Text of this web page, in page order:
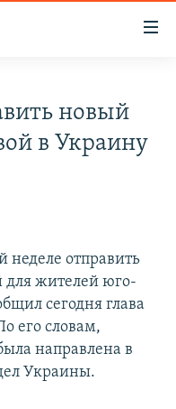
новый
в Украину
неделе отправить
жителей юго-
сегодня глава
его словам,
направлена в
Украины.